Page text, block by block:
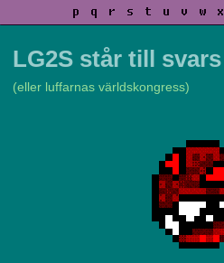
p
q r s t u v w x
LG2S står till svars
(eller luffarnas världskongress)